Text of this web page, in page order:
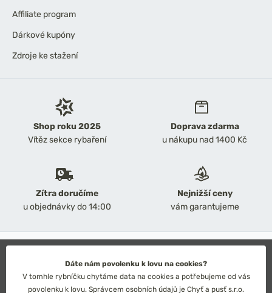
Shop roku 2025
Vítěz sekce rybaření
Doprava zdarma
u nákupu nad 1400 Kč
Zítra doručíme
u objednávky do 14:00
Nejnižší ceny
vám garantujeme
Affiliate program
Dárkové kupóny
Zdroje ke stažení
Obchodní podmínky
Ochrana osobních údajů
Technické řešení: Simplia s.r.o.
Dáte nám povolenku k lovu na cookies?
V tomhle rybníčku chytáme data na cookies a potřebujeme od vás
povolenku k lovu. Správcem osobních údajů je Chyť a pusť s.r.o.